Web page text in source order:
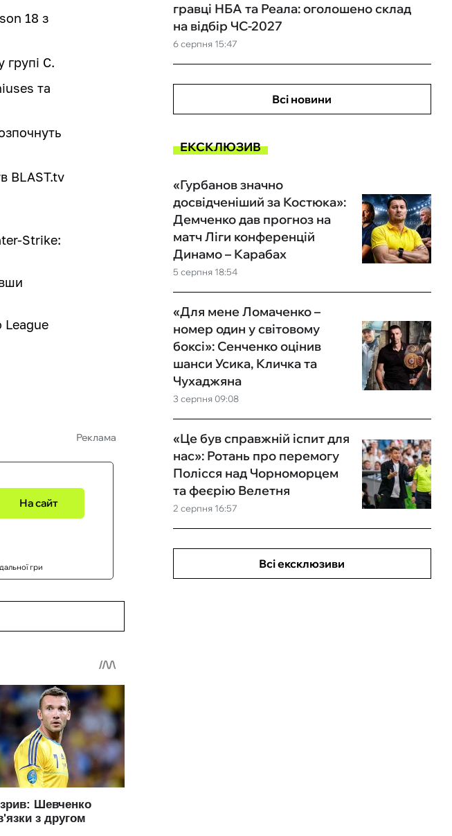
18 з
C.
та
BLAST.tv
Strike:
League
Реклама
На сайт
гри
6 серпня 15:47
гравці НБА та Реала: оголошено склад
на відбір ЧС-2027
Всі новини
ЕКСКЛЮЗИВ
5 серпня 18:54
«Гурбанов значно
досвідченіший за Костюка»:
Демченко дав прогноз на
матч Ліги конференцій
Динамо – Карабах
3 серпня 09:08
«Для мене Ломаченко –
номер один у світовому
боксі»: Сенченко оцінив
шанси Усика, Кличка та
Чухаджяна
2 серпня 16:57
«Це був справжній іспит для
нас»: Ротань про перемогу
Полісся над Чорноморцем
та феєрію Велетня
Всі ексклюзиви